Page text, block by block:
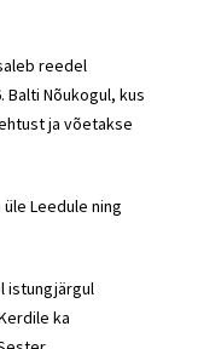
reedel
Balti Nõukogul, kus
ja võetakse
Leedule ning
istungjärgul
ka